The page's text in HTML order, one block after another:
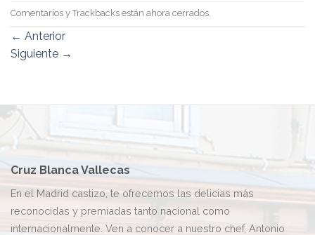
Comentarios y Trackbacks están ahora cerrados.
← Anterior
Siguiente →
Cruz Blanca Vallecas
En el Madrid castizo, te ofrecemos las delicias más
reconocidas y premiadas tanto nacional como
internacionalmente. Ven a conocer a nuestro chef, Antonio